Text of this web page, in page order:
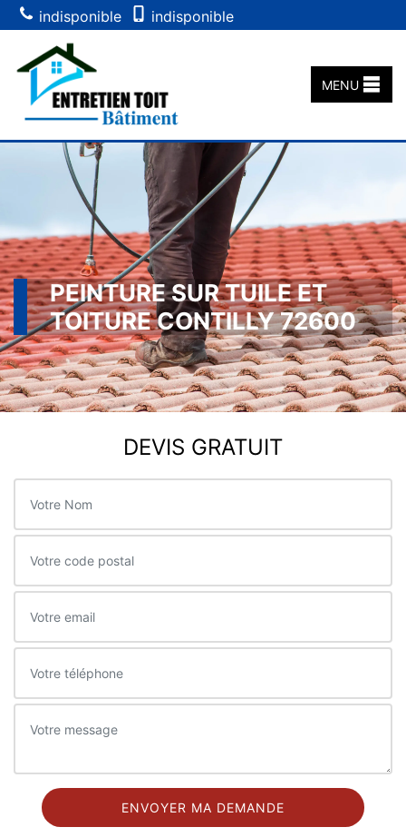
indisponible indisponible
MENU
PEINTURE SUR TUILE ET
TOITURE CONTILLY 72600
DEVIS GRATUIT